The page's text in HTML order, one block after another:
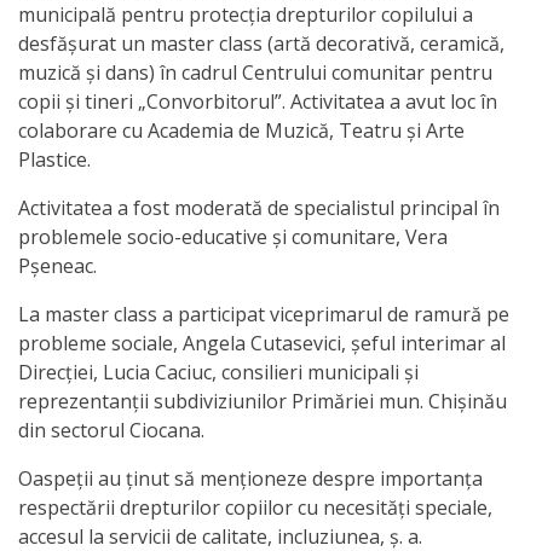
de
activitate
Parteneriate
Proiecte
Rapoarte
de
activitate
Transparență
Achiziții
publice
municipală pentru protecția drepturilor copilului a
desfășurat un master class (artă decorativă, ceramică,
muzică și dans) în cadrul Centrului comunitar pentru
copii și tineri „Convorbitorul”. Activitatea a avut loc în
colaborare cu Academia de Muzică, Teatru și Arte
Plastice.
Activitatea a fost moderată de specialistul principal în
problemele socio-educative și comunitare, Vera
Pșeneac.
La master class a participat viceprimarul de ramură pe
probleme sociale, Angela Cutasevici, șeful interimar al
Direcției, Lucia Caciuc, consilieri municipali și
reprezentanții subdiviziunilor Primăriei mun. Chișinău
din sectorul Ciocana.
Oaspeții au ținut să menționeze despre importanța
respectării drepturilor copiilor cu necesități speciale,
accesul la servicii de calitate, incluziunea, ș. a.